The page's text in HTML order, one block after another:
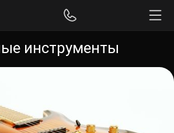
инструменты